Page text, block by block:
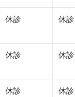
休診 休診
休診 休診
休診 休診